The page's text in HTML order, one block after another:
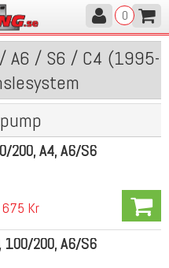
0
A6 / S6 / C4 (1995-
200, A4, A6/S6
675 Kr
100/200, A6/S6